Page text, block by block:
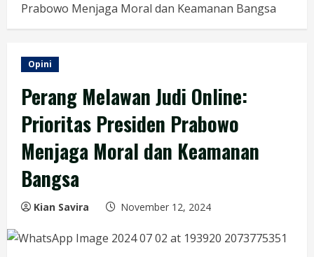
Prabowo Menjaga Moral dan Keamanan Bangsa
Opini
Perang Melawan Judi Online:
Prioritas Presiden Prabowo
Menjaga Moral dan Keamanan
Bangsa
Kian Savira November 12, 2024